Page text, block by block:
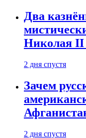
Два
Николая
2 дня спустя
Зачем
2 дня спустя